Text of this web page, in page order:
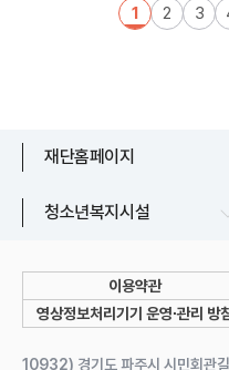
1 2 3
재단홈페이지
청소년복지시설
파주시청소년상담복지센터
이용약관
영상정보처리기기 운영∙관리 방
10932) 경기도 파주시 시민회관